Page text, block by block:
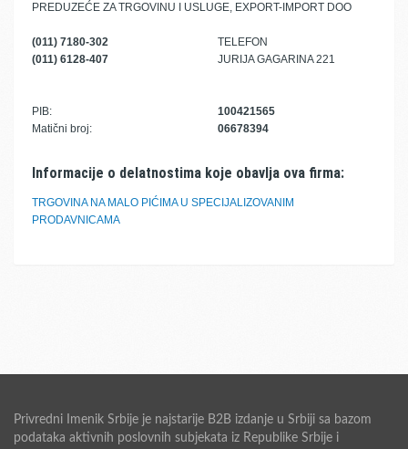
PREDUZEĆE ZA TRGOVINU I USLUGE, EXPORT-IMPORT DOO
(011) 7180-302
TELEFON
(011) 6128-407
JURIJA GAGARINA 221
PIB:
100421565
Matični broj:
06678394
Informacije o delatnostima koje obavlja ova firma:
TRGOVINA NA MALO PIĆIMA U SPECIJALIZOVANIM
PRODAVNICAMA
Privredni Imenik Srbije je najstarije B2B izdanje u Srbiji sa bazom
podataka aktivnih poslovnih subjekata iz Republike Srbije i